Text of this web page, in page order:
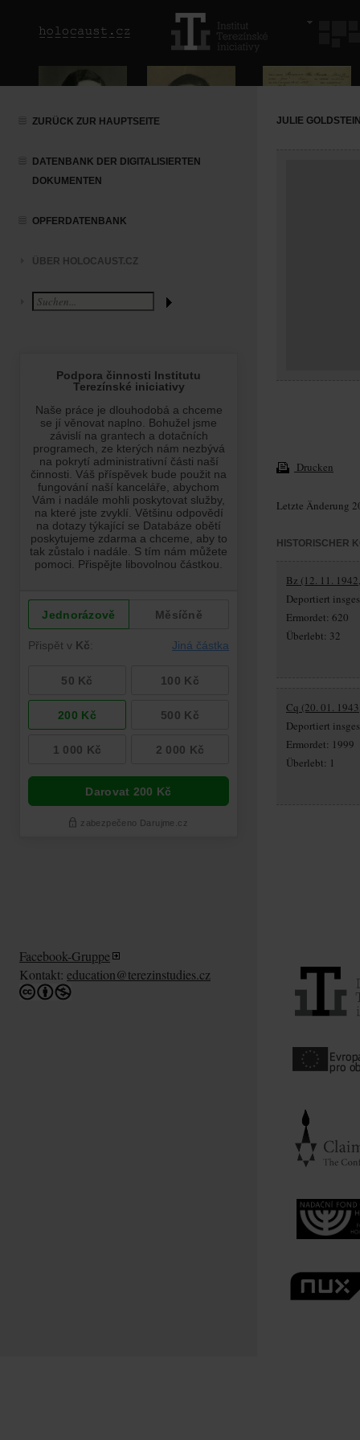
ZURÜCK ZUR HAUPTSEITE
DATENBANK DER DIGITALISIERTEN
DOKUMENTEN
OPFERDATENBANK
ÜBER HOLOCAUST.CZ
JULIE
Drucken
Letzte Änderung
HISTORISCHER
Bz (12. 11.
Deportiert
Ermordet: 620
Überlebt: 32
Cq (20. 01.
Deportiert
Ermordet: 1999
Überlebt: 1
Facebook-Gruppe
Kontakt: education@terezinstudies.cz